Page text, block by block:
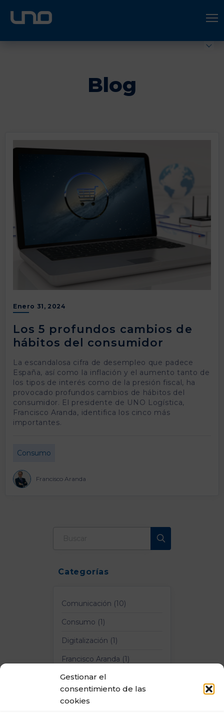
Gestionar el
consentimiento de las
cookies
ÚNETE A UNO LOGÍSTICA
Blog
Enero 31, 2024
Los 5 profundos cambios de
hábitos del consumidor
La escandalosa cifra de desempleo que padece
España, así como la inflación y el aumento tanto de
los tipos de interés como de la presión fiscal, ha
provocado profundos cambios de hábitos del
consumidor. El presidente de UNO Logística,
Francisco Aranda, identifica los cinco más
importantes.
Consumo
Francisco Aranda
Categorías
Comunicación (10)
Consumo (1)
Digitalización (1)
Francisco Aranda (1)
Logística y Transporte (4)
Mercado Laboral (6)